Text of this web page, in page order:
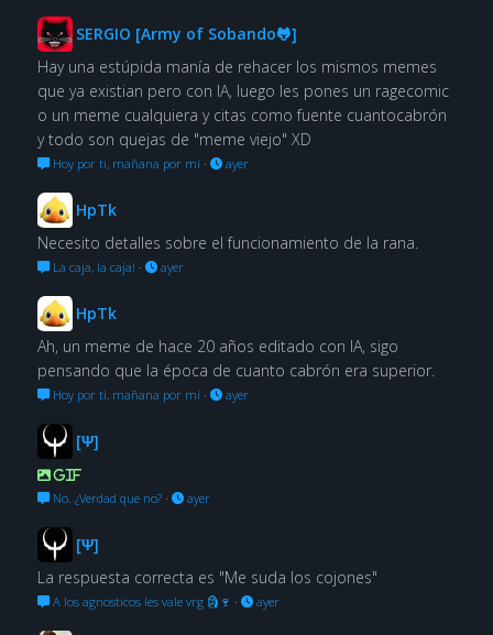
SERGIO [Army of Sobando🐸]
Hay una estúpida manía de rehacer los mismos memes
que ya existian pero con IA, luego les pones un ragecomic
o un meme cualquiera y citas como fuente cuantocabrón
y todo son quejas de "meme viejo" XD
Hoy por ti, mañana por mí· ayer
HpTk
Necesito detalles sobre el funcionamiento de la rana.
La caja, la caja! · ayer
HpTk
Ah, un meme de hace 20 años editado con IA, sigo
pensando que la época de cuanto cabrón era superior.
Hoy por ti, mañana por mí· ayer
[Ψ]
GIF
No. ¿Verdad que no?· ayer
[Ψ]
La respuesta correcta es "Me suda los cojones"
A los agnosticos les vale vrg 🗿🍷 · ayer